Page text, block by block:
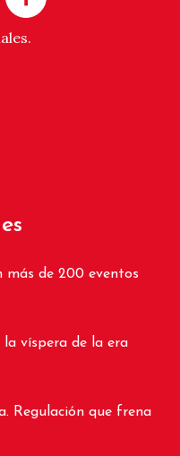
más de 200 eventos
la víspera de la era
Regulación que frena